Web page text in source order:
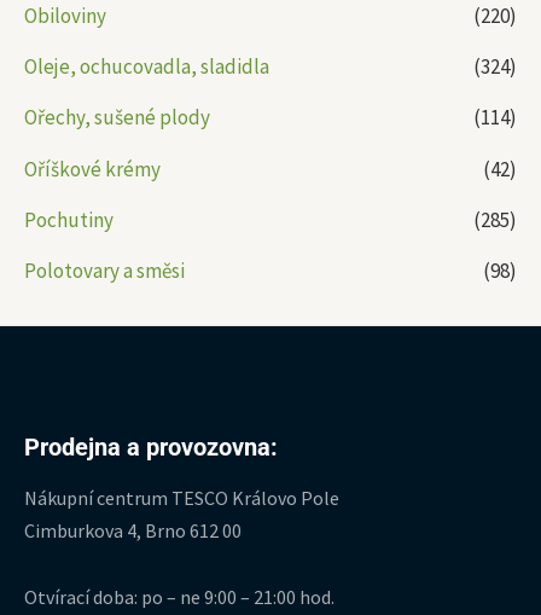
Obiloviny
(220)
Oleje, ochucovadla, sladidla
(324)
Ořechy, sušené plody
(114)
Oříškové krémy
(42)
Pochutiny
(285)
Polotovary a směsi
(98)
Prodejna a provozovna:
Nákupní centrum TESCO Královo Pole
Cimburkova 4, Brno 612 00
Otvírací doba: po – ne 9:00 – 21:00 hod.